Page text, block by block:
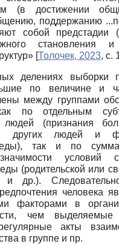
(в достижении
поддержанию
собой предстадии
становления и
[Толочек, 2023, с.
делениях выборки
по величине и
между группами
по отдельным
людей (признания
других людей и
так и по
условий
(родительской или
и др.).
человека
факторами в
чем
акты
в группе и пр.